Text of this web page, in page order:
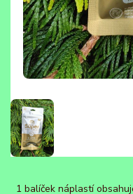
1 balíček náplastí